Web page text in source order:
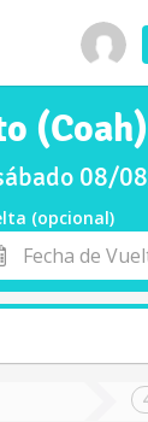
(Coah)
08/
(opcional)